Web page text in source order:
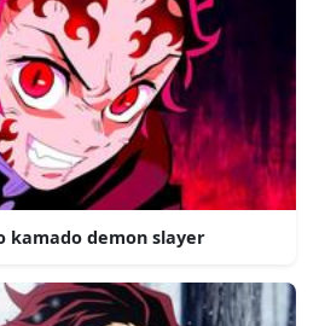
kamado demon slayer